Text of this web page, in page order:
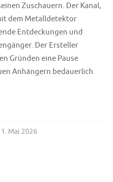
Zuschauern. Der Kanal,
dem Metalldetektor
Entdeckungen und
Der Ersteller
Gründen eine Pause
Anhängern bedauerlich
1. Mai 2026